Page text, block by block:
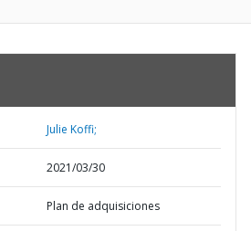
Julie Koffi;
2021/03/30
Plan de adquisiciones